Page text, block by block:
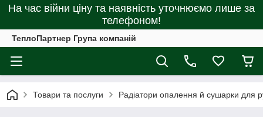
На час війни ціну та наявність уточнюємо лише за
телефоном!
ТеплоПартнер Група компаній
Товари та послуги Радіатори опалення й сушарки для